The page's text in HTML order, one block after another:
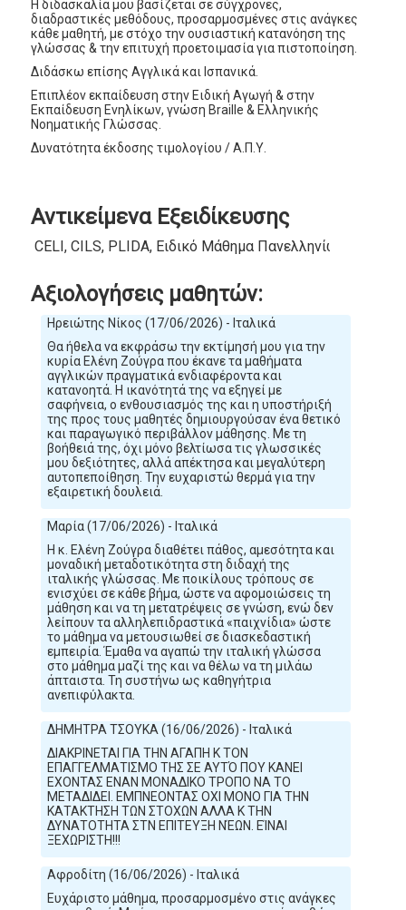
Η διδασκαλία μου βασίζεται σε σύγχρονες,
διαδραστικές μεθόδους, προσαρμοσμένες στις ανάγκες
κάθε μαθητή, με στόχο την ουσιαστική κατανόηση της
γλώσσας & την επιτυχή προετοιμασία για πιστοποίηση.
Διδάσκω επίσης Αγγλικά και Ισπανικά.
Επιπλέον εκπαίδευση στην Ειδική Αγωγή & στην
Εκπαίδευση Ενηλίκων, γνώση Braille & Ελληνικής
Νοηματικής Γλώσσας.
Δυνατότητα έκδοσης τιμολογίου / Α.Π.Υ.
Αντικείμενα Εξειδίκευσης
CELI, CILS, PLIDA, Ειδικό Μάθημα Πανελληνίων, ΚΠΓ
Αξιολογήσεις μαθητών:
Ηρειώτης Νίκος (17/06/2026) - Ιταλικά
Θα ήθελα να εκφράσω την εκτίμησή μου για την
κυρία Ελένη Ζούγρα που έκανε τα μαθήματα
αγγλικών πραγματικά ενδιαφέροντα και
κατανοητά. Η ικανότητά της να εξηγεί με
σαφήνεια, ο ενθουσιασμός της και η υποστήριξή
της προς τους μαθητές δημιουργούσαν ένα θετικό
και παραγωγικό περιβάλλον μάθησης. Με τη
βοήθειά της, όχι μόνο βελτίωσα τις γλωσσικές
μου δεξιότητες, αλλά απέκτησα και μεγαλύτερη
αυτοπεποίθηση. Την ευχαριστώ θερμά για την
εξαιρετική δουλειά.
Μαρία (17/06/2026) - Ιταλικά
Η κ. Ελένη Ζούγρα διαθέτει πάθος, αμεσότητα και
μοναδική μεταδοτικότητα στη διδαχή της
ιταλικής γλώσσας. Με ποικίλους τρόπους σε
ενισχύει σε κάθε βήμα, ώστε να αφομοιώσεις τη
μάθηση και να τη μετατρέψεις σε γνώση, ενώ δεν
λείπουν τα αλληλεπιδραστικά «παιχνίδια» ώστε
το μάθημα να μετουσιωθεί σε διασκεδαστική
εμπειρία. Έμαθα να αγαπώ την ιταλική γλώσσα
στο μάθημα μαζί της και να θέλω να τη μιλάω
άπταιστα. Τη συστήνω ως καθηγήτρια
ανεπιφύλακτα.
ΔΗΜΗΤΡΑ ΤΣΟΥΚΑ (16/06/2026) - Ιταλικά
ΔΙΑΚΡΙΝΕΤΑΙ ΓΙΑ ΤΗΝ ΑΓΑΠΗ Κ ΤΟΝ
ΕΠΑΓΓΕΛΜΑΤΙΣΜΟ ΤΗΣ ΣΕ ΑΥΤΌ ΠΟΥ ΚΑΝΕΙ
ΕΧΟΝΤΑΣ ΕΝΑΝ ΜΟΝΑΔΙΚΟ ΤΡΟΠΟ ΝΑ ΤΟ
ΜΕΤΑΔΙΔΕΙ. ΕΜΠΝΕΟΝΤΑΣ ΟΧΙ ΜΟΝΟ ΓΙΑ ΤΗΝ
ΚΑΤΑΚΤΗΣΗ ΤΩΝ ΣΤΟΧΩΝ ΑΛΛΑ Κ ΤΗΝ
ΔΥΝΑΤΟΤΗΤΑ ΣΤΝ ΕΠΙΤΕΥΞΗ ΝΈΩΝ. ΕΊΝΑΙ
ΞΕΧΩΡΙΣΤΗ!!!
Αφροδίτη (16/06/2026) - Ιταλικά
Ευχάριστο μάθημα, προσαρμοσμένο στις ανάγκες